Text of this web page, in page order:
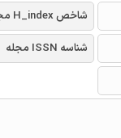
شاخص H_index مجله
شناسه ISSN مجله